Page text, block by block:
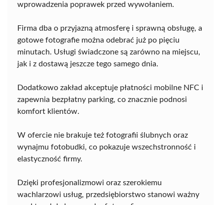
wprowadzenia poprawek przed wywołaniem.
Firma dba o przyjazną atmosferę i sprawną obsługę, a
gotowe fotografie można odebrać już po pięciu
minutach. Usługi świadczone są zarówno na miejscu,
jak i z dostawą jeszcze tego samego dnia.
Dodatkowo zakład akceptuje płatności mobilne NFC i
zapewnia bezpłatny parking, co znacznie podnosi
komfort klientów.
W ofercie nie brakuje też fotografii ślubnych oraz
wynajmu fotobudki, co pokazuje wszechstronność i
elastyczność firmy.
Dzięki profesjonalizmowi oraz szerokiemu
wachlarzowi usług, przedsiębiorstwo stanowi ważny